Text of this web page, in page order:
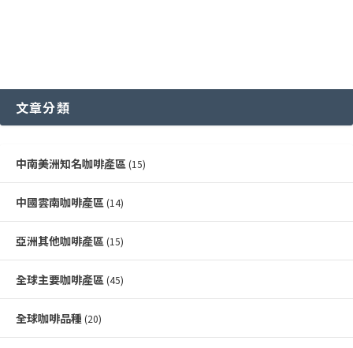
文章分類
中南美洲知名咖啡產區 (15)
中國雲南咖啡產區 (14)
亞洲其他咖啡產區 (15)
全球主要咖啡產區 (45)
全球咖啡品種 (20)